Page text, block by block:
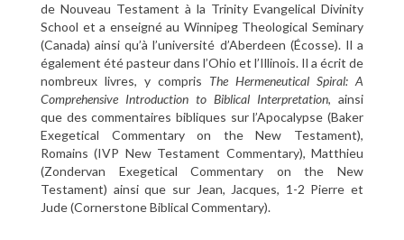
de Nouveau Testament à la Trinity Evangelical Divinity
School et a enseigné au Winnipeg Theological Seminary
(Canada) ainsi qu’à l’université d’Aberdeen (Écosse). Il a
également été pasteur dans l’Ohio et l’Illinois. Il a écrit de
nombreux livres, y compris The Hermeneutical Spiral: A
Comprehensive Introduction to Biblical Interpretation, ainsi
que des commentaires bibliques sur l’Apocalypse (Baker
Exegetical Commentary on the New Testament),
Romains (IVP New Testament Commentary), Matthieu
(Zondervan Exegetical Commentary on the New
Testament) ainsi que sur Jean, Jacques, 1-2 Pierre et
Jude (Cornerstone Biblical Commentary).